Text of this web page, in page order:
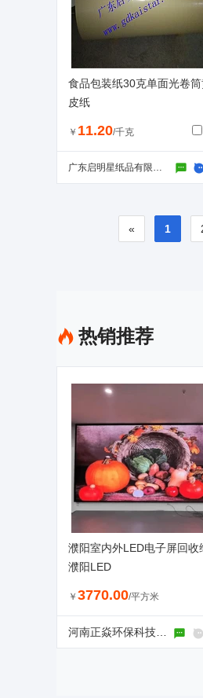
食品包装纸30克单面光卷
皮纸
￥ 11.20/千克
广东启明星纸品有限公司
« 1
热销推荐
濮阳室内外LED电子屏回收
濮阳LED
￥ 3770.00/平方米